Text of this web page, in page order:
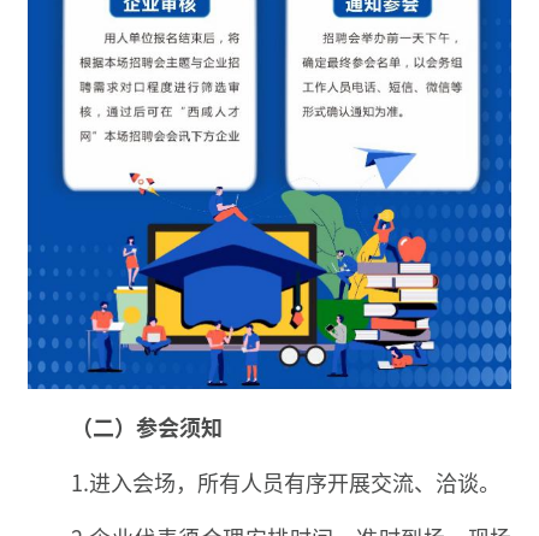
（二）参会须知
1.进入会场，所有人员有序开展交流、洽谈。